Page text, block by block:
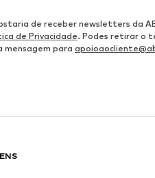
de receber newsletters da
de Privacidade. Podes retirar o
mensagem para